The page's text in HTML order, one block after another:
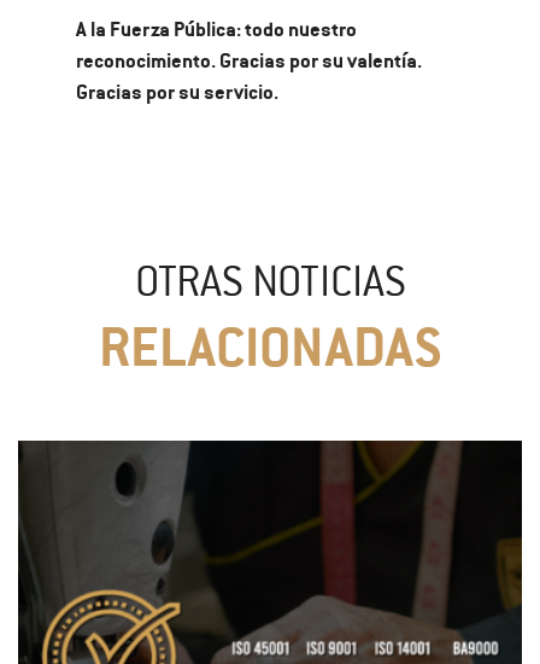
A la Fuerza Pública: todo nuestro
reconocimiento. Gracias por su valentía.
Gracias por su servicio.
OTRAS NOTICIAS
RELACIONADAS